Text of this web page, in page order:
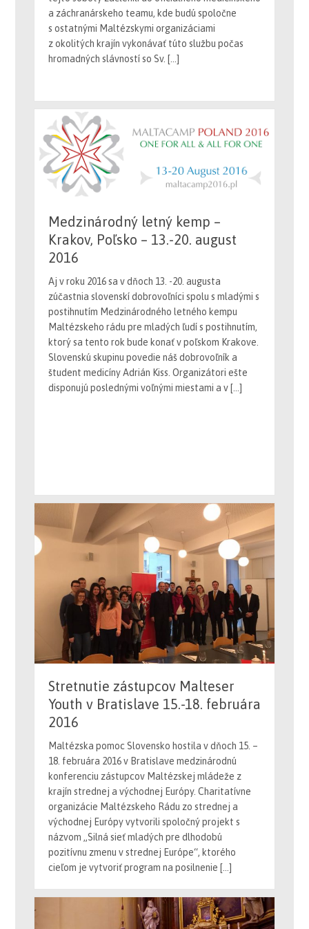
s ostatnými Maltézskymi organizáciami
z okolitých krajín vykonávať túto službu počas
hromadných slávností so Sv. […]
Krakov, Poľsko – 13.-20. august
2016
Aj v roku 2016 sa v dňoch 13. -20. augusta
zúčastnia slovenskí dobrovoľníci spolu s mladými s
postihnutím Medzinárodného letného kempu
Maltézskeho rádu pre mladých ľudí s postihnutím,
ktorý sa tento rok bude konať v poľskom Krakove.
Slovenskú skupinu povedie náš dobrovoľník a
študent medicíny Adrián Kiss. Organizátori ešte
disponujú poslednými voľnými miestami a v […]
Stretnutie zástupcov Malteser
Youth v Bratislave 15.-18. februára
2016
Maltézska pomoc Slovensko hostila v dňoch 15. –
18. februára 2016 v Bratislave medzinárodnú
konferenciu zástupcov Maltézskej mládeže z
krajín strednej a východnej Európy. Charitatívne
organizácie Maltézskeho Rádu zo strednej a
východnej Európy vytvorili spoločný projekt s
názvom „Silná sieť mladých pre dlhodobú
pozitívnu zmenu v strednej Európe“, ktorého
cieľom je vytvoriť program na posilnenie […]